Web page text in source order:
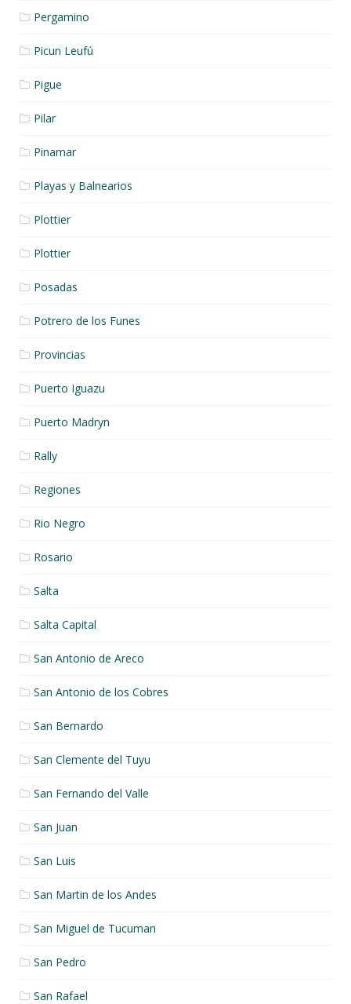
Pergamino
Picun Leufú
Pigue
Pilar
Pinamar
Playas y Balnearios
Plottier
Plottier
Posadas
Potrero de los Funes
Provincias
Puerto Iguazu
Puerto Madryn
Rally
Regiones
Rio Negro
Rosario
Salta
Salta Capital
San Antonio de Areco
San Antonio de los Cobres
San Bernardo
San Clemente del Tuyu
San Fernando del Valle
San Juan
San Luis
San Martin de los Andes
San Miguel de Tucuman
San Pedro
San Rafael